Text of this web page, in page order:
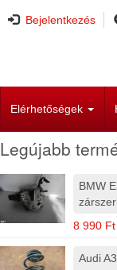
Bejelentkezés
Elérhetőségek
Legújabb
BMW
8 990 Ft
Audi